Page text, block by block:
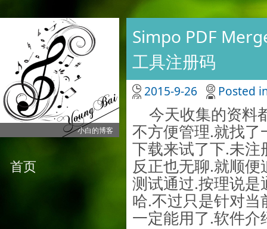
小白的博客
首页
Simpo PDF
工具注册码
2015-9-26 Posted
今天收集的资料
不方便管理.就找
下载来试了下.未注
反正也无聊.就顺
测试通过.按理说
哈.不过只是针对
一定能用了.软件介